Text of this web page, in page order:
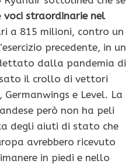
voci straordinarie nel
a 815 milioni, contro un
precedente, in un
dalla pandemia di
il crollo di vettori
, Germanwings e Level. La
però non ha peli
degli aiuti di stato che
avrebbero ricevuto
in piedi e nello